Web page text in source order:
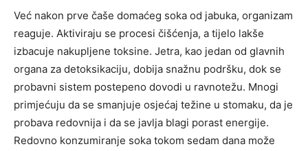
Već nakon prve čaše domaćeg soka od jabuka, organizam
reaguje. Aktiviraju se procesi čišćenja, a tijelo lakše
izbacuje nakupljene toksine. Jetra, kao jedan od glavnih
organa za detoksikaciju, dobija snažnu podršku, dok se
probavni sistem postepeno dovodi u ravnotežu. Mnogi
primjećuju da se smanjuje osjećaj težine u stomaku, da je
probava redovnija i da se javlja blagi porast energije.
Redovno konzumiranje soka tokom sedam dana može